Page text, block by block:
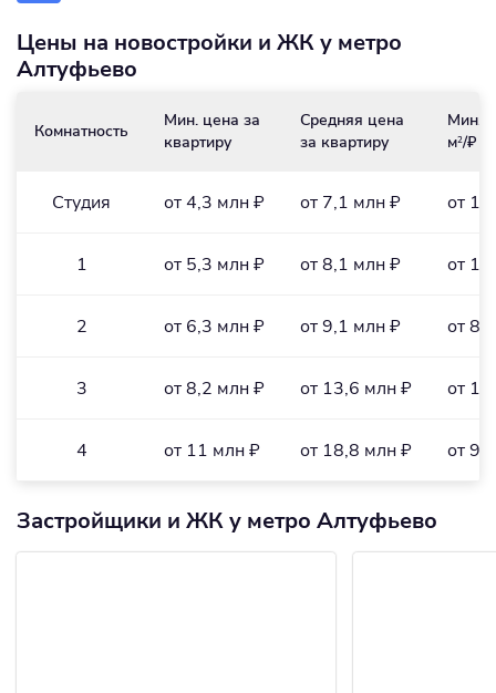
Цены на новостройки и ЖК у метро
Алтуфьево
Комнатность
Мин. цена за
квартиру
Средняя цена
за квартиру
Мин.
м2/₽
Студия от 4,3 млн ₽ от 7,1 млн ₽ от
1 от 5,3 млн ₽ от 8,1 млн ₽ от
2 от 6,3 млн ₽ от 9,1 млн ₽ от
3 от 8,2 млн ₽ от 13,6 млн ₽ от
4 от 11 млн ₽ от 18,8 млн ₽ от
Застройщики и ЖК у метро Алтуфьево